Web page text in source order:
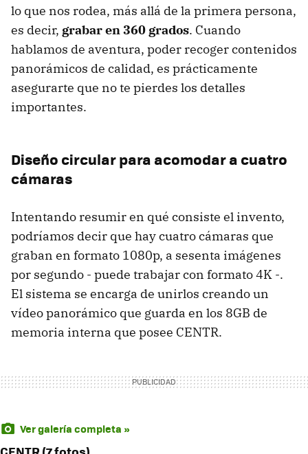
lo que nos rodea, más allá de la primera persona,
es decir, grabar en 360 grados. Cuando
hablamos de aventura, poder recoger contenidos
panorámicos de calidad, es prácticamente
asegurarte que no te pierdes los detalles
importantes.
Diseño circular para acomodar a cuatro
cámaras
Intentando resumir en qué consiste el invento,
podríamos decir que hay cuatro cámaras que
graban en formato 1080p, a sesenta imágenes
por segundo - puede trabajar con formato 4K -.
El sistema se encarga de unirlos creando un
vídeo panorámico que guarda en los 8GB de
memoria interna que posee CENTR.
Ver galería completa »